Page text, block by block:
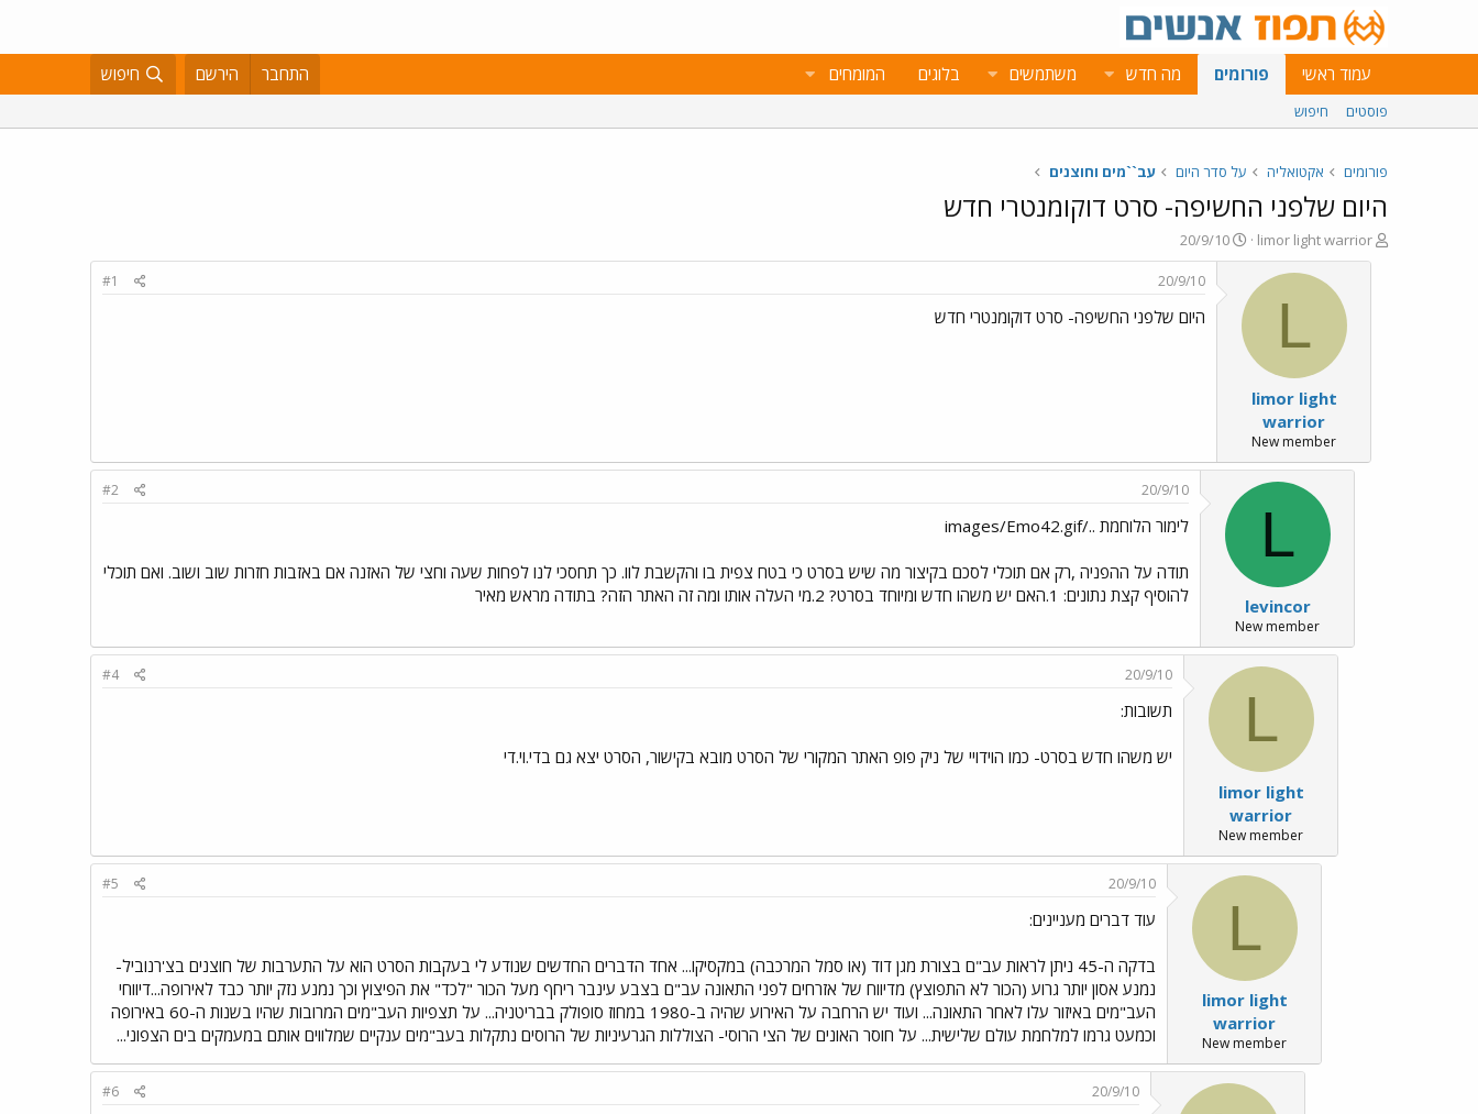
עמוד ראשי פורומים מה חדש משתמשים בלוגים המומחים התחבר הירשם חיפוש
פוסטים חיפוש
פורומים אקטואליה על סדר היום עב``מים וחוצנים
היום שלפני החשיפה- סרט דוקומנטרי חדש
פ
ו
limor light warrior
פ
ו
ס
20/9/10
L
limor light
warrior
New member
20/9/10
#1
היום שלפני החשיפה- סרט דוקומנטרי חדש
L
levincor
New member
20/9/10
#2
לימור הלוחמת ../images/Emo42.gif
תודה על ההפניה ,רק אם תוכלי לסכם בקיצור מה שיש בסרט כי בטח צפית בו והקשבת לוו. כך תחסכי לנו לפחות שעה וחצי של האזנה אם באזבות חזרות שוב ושוב. ואם תוכלי
להוסיף קצת נתונים: 1.האם יש משהו חדש ומיוחד בסרט? 2.מי העלה אותו ומה זה האתר הזה? בתודה מראש מאיר
L
limor light
warrior
New member
20/9/10
#4
תשובות:
יש משהו חדש בסרט- כמו הוידויי של ניק פופ האתר המקורי של הסרט מובא בקישור, הסרט יצא גם בדי.וי.די
L
limor light
warrior
New member
20/9/10
#5
עוד דברים מעניינים:
בדקה ה-45 ניתן לראות עב"ם בצורת מגן דוד (או סמל המרכבה) במקסיקו... אחד הדברים החדשים שנודע לי בעקבות הסרט הוא על התערבות של חוצנים בצ'רנוביל-
נמנע אסון יותר גרוע (הכור לא התפוצץ) מדיווח של אזרחים לפני התאונה עב"ם בצבע עינבר ריחף מעל הכור "לכד" את הפיצוץ וכך נמנע נזק יותר כבד לאירופה...דיווחי
העב"מים באיזור עלו לאחר התאונה... ועוד יש הרחבה על האירוע שהיה ב-1980 במחוז סופולק בבריטניה... על תצפיות העב"מים המרובות שהיו בשנות ה-60 באירופה
וכמעט גרמו למלחמת עולם שלישית... על חוסר האונים של הצי הרוסי- הצוללות הגרעיניות של הרוסים נתקלות בעב"מים ענקיים שמלווים אותם במעמקים בים הצפוני...
20/9/10
#6